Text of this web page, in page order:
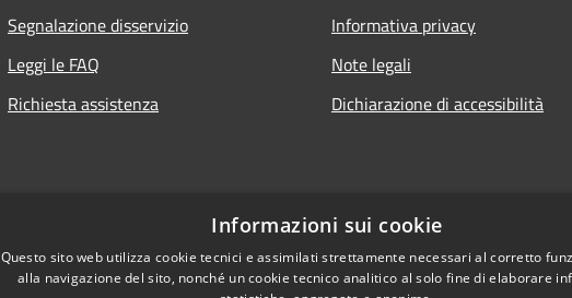
Segnalazione disservizio
Leggi le FAQ
Richiesta assistenza
Informativa privacy
Note legali
Dichiarazione di accessibilità
Informazioni sui cookie
Questo sito web utilizza cookie tecnici e assimilati strettamente necessari al corretto
alla navigazione del sito, nonché un cookie tecnico analitico al solo fine di elaborare